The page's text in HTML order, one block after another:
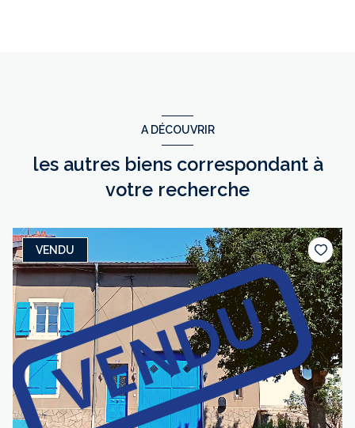
A DÉCOUVRIR
les autres biens correspondant à
votre recherche
VENDU